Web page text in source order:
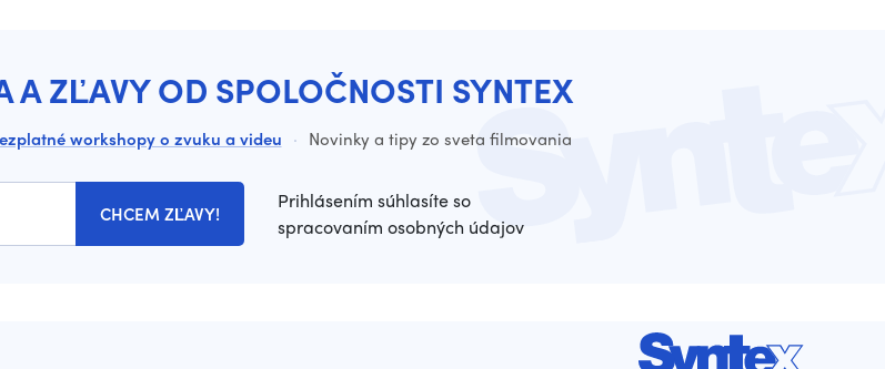
A ZĽAVY OD SPOLOČNOSTI SYNTEX
workshopy o zvuku a videu · Novinky a tipy zo sveta filmovania
CHCEM ZĽAVY!
Prihlásením súhlasíte so
spracovaním osobných údajov